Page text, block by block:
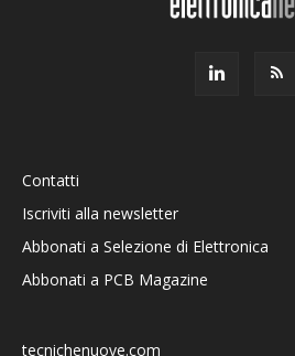
Contatti
Iscriviti alla newsletter
Abbonati a Selezione di Elettronica
Abbonati a PCB Magazine
tecnichenuove.com